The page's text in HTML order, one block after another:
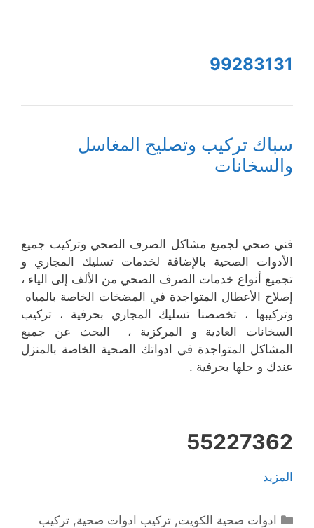
99283131
سباك تركيب وتصليح المغاسل
والسخانات
فني صحي لجميع مشاكل الصرف الصحي وتركيب جميع
الأدوات الصحية بالإضافة لخدمات تسليك المجاري و
تجميع أنواع خدمات الصرف الصحي من الألف إلى الياء ،
إصلاح الأعطال المتواجدة في المضخات الخاصة بالمياه
وتركيبها ، تخصصنا تسليك المجاري بحرفية ، تركيب
السخانات العادية و المركزية ، البحث عن جميع
المشاكل المتواجدة في ادواتك الصحية الخاصة بالمنزل
عندك و حلها بحرفية .
55227362
المزيد
التصنيفات
ادوات صحية الكويت,تركيب ادوات صحية,تركيب